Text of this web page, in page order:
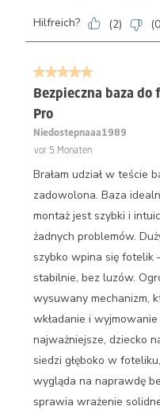
Hilfreich? (2) (0
5 von 5 Sternen.
Bezpieczna baza
Pro
Niedostepnaaa1989
vor 5 Monaten
Brałam udział w teście
zadowolona. Baza
montaż jest szybki i
żadnych problemów.
szybko wpina się fotelik
stabilnie, bez luzów.
wysuwany mechanizm,
wkładanie i
najważniejsze, dziecko
siedzi głęboko w
wygląda na naprawdę
sprawia wrażenie